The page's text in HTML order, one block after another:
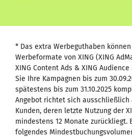
* Das extra Werbeguthaben
Werbeformate von XING (XING
XING Content Ads & XING
Sie Ihre Kampagnen bis zum
spätestens bis zum 31.10.2025
Angebot richtet sich ausschließlich
Kunden, deren letzte Nutzung der
mindestens 12 Monate zurückliegt.
folgendes